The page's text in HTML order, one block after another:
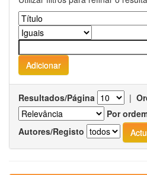
Resultados/Página |
Por
Autores/Registo